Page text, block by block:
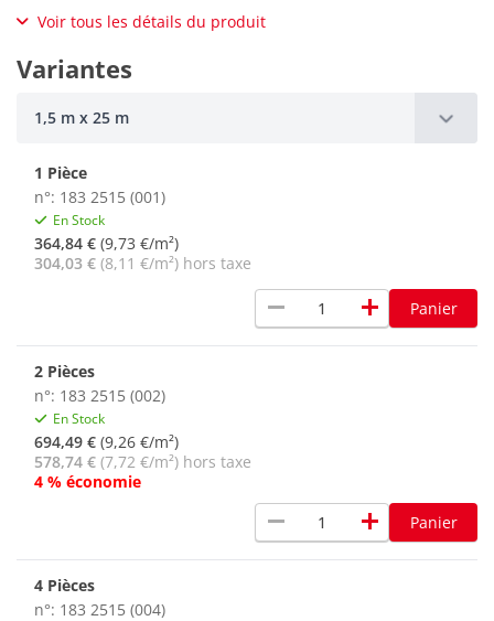
Voir tous les détails du produit
Variantes
1,5 m x 25 m
1 Pièce
n°: 183 2515 (001)
En Stock
364,84 € (9,73 €/m²)
304,03 € (8,11 €/m²) hors taxe
remove add Panier
2 Pièces
n°: 183 2515 (002)
En Stock
694,49 € (9,26 €/m²)
578,74 € (7,72 €/m²) hors taxe
4 % économie
remove add Panier
4 Pièces
n°: 183 2515 (004)